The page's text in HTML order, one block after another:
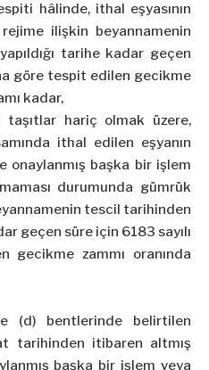
hâlinde, ithal eşyasının
ilişkin beyannamenin
tarihe kadar geçen
göre tespit edilen gecikme
kadar,
hariç olmak üzere,
ithal edilen eşyanın
onaylanmış başka bir işlem
durumunda gümrük
tescil tarihinden
geçen süre için 6183 sayılı
gecikme zammı oranında
(d) bentlerinde belirtilen
tarihinden itibaren altmış
başka bir işlem veya